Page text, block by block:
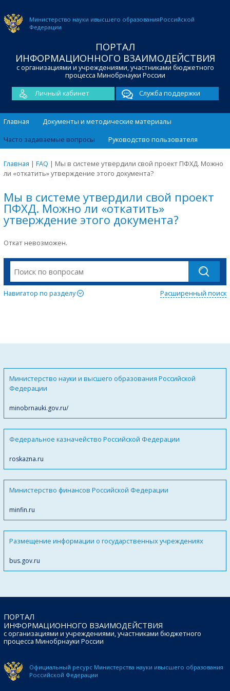
Министерство науки ивысшего образованияРоссийской
Федерации
ПОРТАЛ
ИНФОРМАЦИОННОГО ВЗАИМОДЕЙСТВИЯ
с организациями и учреждениями, участниками бюджетного
процесса Минобрнауки России
Личный кабинет
Служба поддержки
Главная
Документы и методические материалы
Часто задаваемые вопросы
Руководство пользователя
Главная | FAQ | Мы в системе утвердили свой проект ПФХД. Можно
ли «откатить» утверждение этого документа?
Мы в системе утвердили свой проект
ПФХД. Можно ли «откатить»
утверждение этого документа?
Откат невозможен.
Навигатор по разделу Расширенный поиск
Министерство науки и высшего образования Российской
Федерации
minobrnauki.gov.ru/
Федеральное казначейство Российской Федерации
roskazna.ru
Министерство финансов Российской Федерации
minfin.ru
Размещение информации о государственных учреждениях
bus.gov.ru
ПОРТАЛ
ИНФОРМАЦИОННОГО ВЗАИМОДЕЙСТВИЯ
с организациями и учреждениями, участниками бюджетного
процесса Минобрнауки России
Официальный ресурс Министерства науки ивысшего образования
Российской Федерации